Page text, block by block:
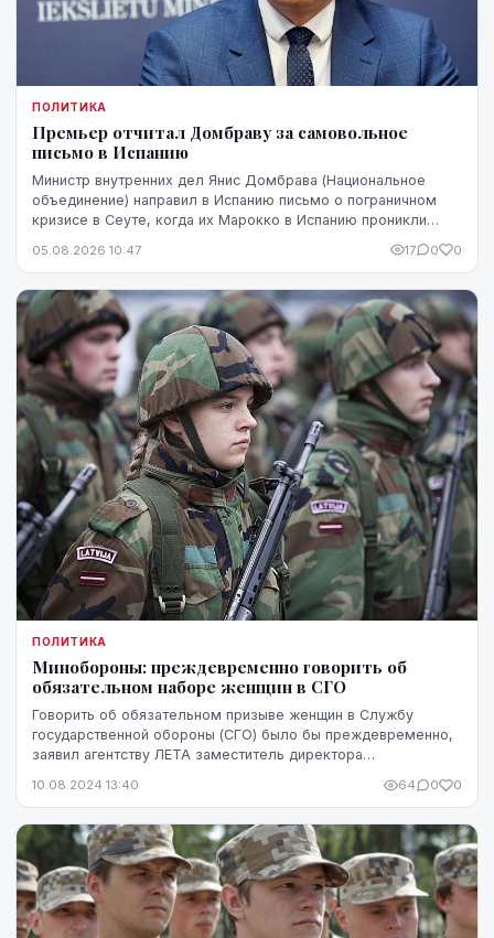
ПОЛИТИКА
Премьер отчитал Домбраву за самовольное
письмо в Испанию
Министр внутренних дел Янис Домбрава (Национальное
объединение) направил в Испанию письмо о пограничном
кризисе в Сеуте, когда их Марокко в Испанию проникли
чувствительно.
05.08.2026 10:47 17 0 0
ПОЛИТИКА
Минобороны: преждевременно говорить об
обязательном наборе женщин в СГО
Говорить об обязательном призыве женщин в Службу
государственной обороны (СГО) было бы преждевременно,
заявил агентству ЛЕТА заместитель директора
10.08.2024 13:40 64 0 0